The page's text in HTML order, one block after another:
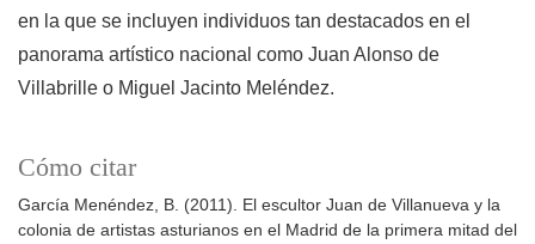
Cómo citar
García Menéndez, B. (2011). El escultor Juan de Villanueva y la
colonia de artistas asturianos en el Madrid de la primera mitad del
en la que se incluyen individuos tan destacados en el
panorama artístico nacional como Juan Alonso de
Villabrille o Miguel Jacinto Meléndez.